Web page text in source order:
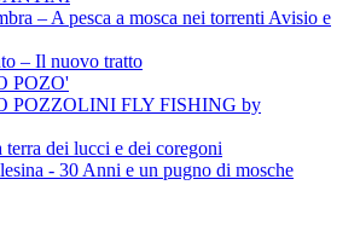
– A pesca a mosca nei torrenti Avisio e
– Il nuovo tratto
POZO'
POZZOLINI FLY FISHING by
dei lucci e dei coregoni
- 30 Anni e un pugno di mosche